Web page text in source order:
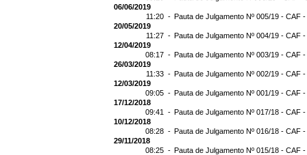
06/06/2019
11:20 - Pauta de Julgamento Nº 005/19 - CAF
20/05/2019
11:27 - Pauta de Julgamento Nº 004/19 - CAF
12/04/2019
08:17 - Pauta de Julgamento Nº 003/19 - CAF
26/03/2019
11:33 - Pauta de Julgamento Nº 002/19 - CAF
12/03/2019
09:05 - Pauta de Julgamento Nº 001/19 - CAF
17/12/2018
09:41 - Pauta de Julgamento Nº 017/18 - CAF
10/12/2018
08:28 - Pauta de Julgamento Nº 016/18 - CAF
29/11/2018
08:25 - Pauta de Julgamento Nº 015/18 - CAF